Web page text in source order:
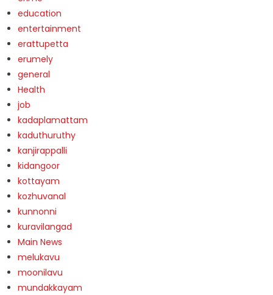
education
entertainment
erattupetta
erumely
general
Health
job
kadaplamattam
kaduthuruthy
kanjirappalli
kidangoor
kottayam
kozhuvanal
kunnonni
kuravilangad
Main News
melukavu
moonilavu
mundakkayam